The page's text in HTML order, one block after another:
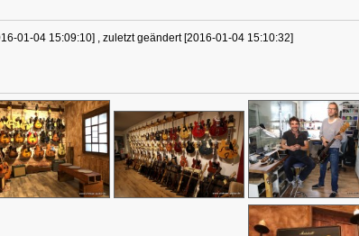
01-04 15:09:10] , zuletzt geändert [2016-01-04 15:10:32]